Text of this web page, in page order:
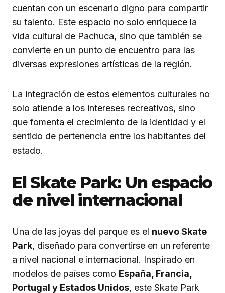
cuentan con un escenario digno para compartir
su talento. Este espacio no solo enriquece la
vida cultural de Pachuca, sino que también se
convierte en un punto de encuentro para las
diversas expresiones artísticas de la región.
La integración de estos elementos culturales no
solo atiende a los intereses recreativos, sino
que fomenta el crecimiento de la identidad y el
sentido de pertenencia entre los habitantes del
estado.
El Skate Park: Un espacio
de nivel internacional
Una de las joyas del parque es el nuevo Skate
Park, diseñado para convertirse en un referente
a nivel nacional e internacional. Inspirado en
modelos de países como España, Francia,
Portugal y Estados Unidos, este Skate Park